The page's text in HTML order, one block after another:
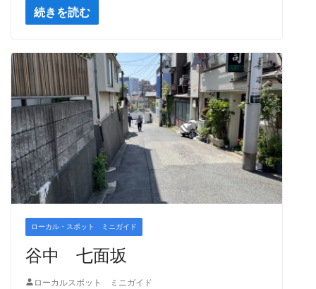
続きを読む
ローカル・スポット ミニガイド
谷中 七面坂
ローカルスポット ミニガイド